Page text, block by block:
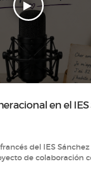
en el IES
del IES
de colaboración